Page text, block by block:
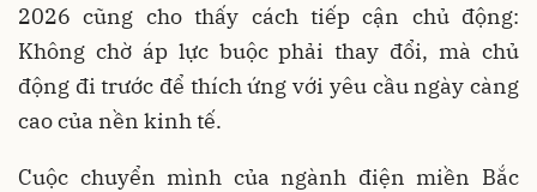
2026 cũng cho thấy cách tiếp cận chủ động:
Không chờ áp lực buộc phải thay đổi, mà chủ
động đi trước để thích ứng với yêu cầu ngày càng
cao của nền kinh tế.
Cuộc chuyển mình của ngành điện miền Bắc